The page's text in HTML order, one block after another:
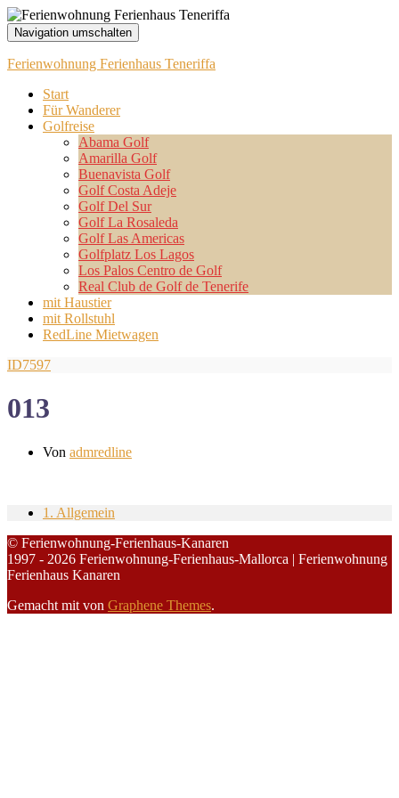
Navigation umschalten
Ferienwohnung Ferienhaus Teneriffa
Start
Für Wanderer
Golfreise
Abama Golf
Amarilla Golf
Buenavista Golf
Golf Costa Adeje
Golf Del Sur
Golf La Rosaleda
Golf Las Americas
Golfplatz Los Lagos
Los Palos Centro de Golf
Real Club de Golf de Tenerife
mit Haustier
mit Rollstuhl
RedLine Mietwagen
ID7597
013
Von admredline
1. Allgemein
© Ferienwohnung-Ferienhaus-Kanaren
1997 - 2026 Ferienwohnung-Ferienhaus-Mallorca | Ferienwohnung
Ferienhaus Kanaren
Gemacht mit von Graphene Themes.